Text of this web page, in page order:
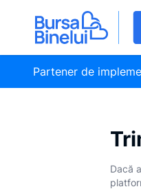
Partener de
Dacă